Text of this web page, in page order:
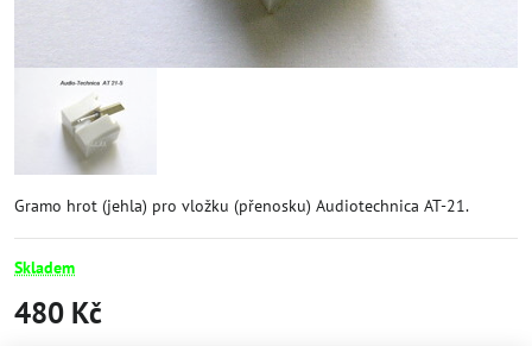
Gramo hrot (jehla) pro vložku (přenosku) Audiotechnica AT-21.
Skladem
480 Kč